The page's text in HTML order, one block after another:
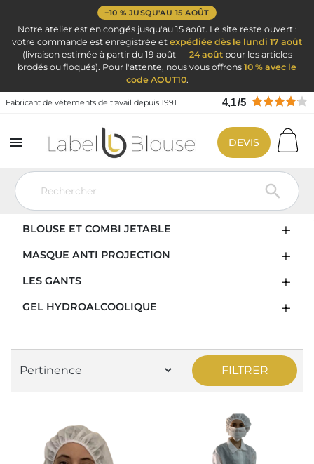
−10 % JUSQU'AU 15 AOÛT
Notre atelier est en congés jusqu'au 15 août. Le site reste ouvert :
votre commande est enregistrée et expédiée dès le lundi 17 août
(livraison estimée à partir du 19 août — 24 aoûtpour les articles
brodés ou floqués). Pour l'attente, nous vous offrons 10 % avec le
code AOUT10.
Fabricant de vêtements de travail depuis 1991 4,1/5


DEVIS
Vêtement de travail Jetable : Masque Blouses Combi Gant Gel
BLOUSE ET COMBINAISON JETABLE
BLOUSE ET COMBI JETABLE
MASQUE ANTI PROJECTION
LES GANTS
GEL HYDROALCOOLIQUE
FILTRER